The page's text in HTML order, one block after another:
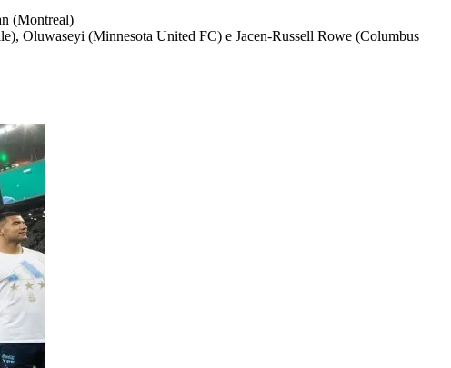
(Montreal)
Oluwaseyi (Minnesota United FC) e Jacen-Russell Rowe (Columbus